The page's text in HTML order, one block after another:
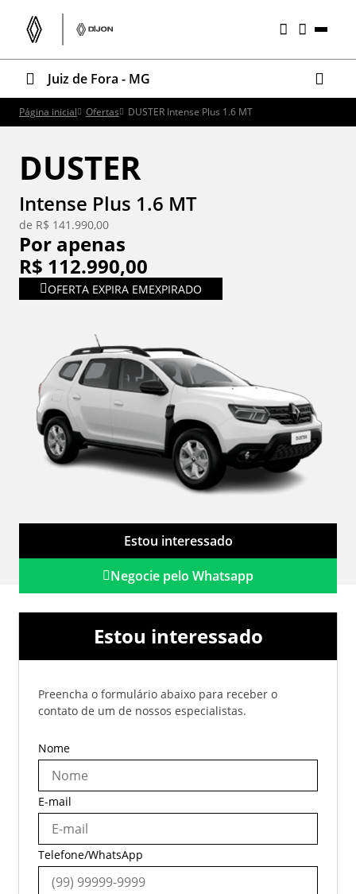
Juiz de Fora - MG
Página inicial Ofertas DUSTER Intense Plus 1.6 MT
DUSTER
Intense Plus 1.6 MT
de R$ 141.990,00
Por apenas
R$ 112.990,00
OFERTA EXPIRA EMEXPIRADO
Estou interessado
Negocie pelo Whatsapp
Estou interessado
Preencha o formulário abaixo para receber o
contato de um de nossos especialistas.
Nome
E-mail
Telefone/WhatsApp